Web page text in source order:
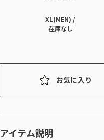
XL(MEN) /
在庫なし
お気に入り
アイテム説明